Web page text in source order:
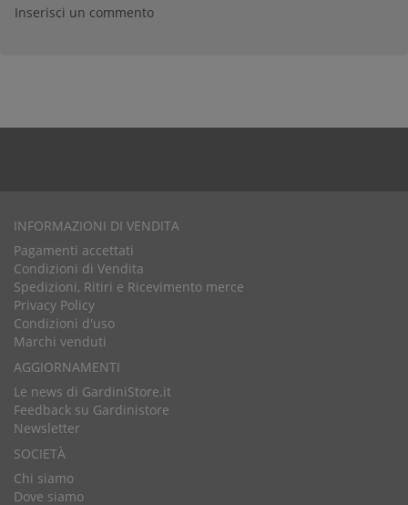
Inserisci un commento
INFORMAZIONI DI VENDITA
Pagamenti accettati
Condizioni di Vendita
Spedizioni, Ritiri e Ricevimento merce
Privacy Policy
Condizioni d'uso
Marchi venduti
AGGIORNAMENTI
Le news di GardiniStore.it
Feedback su Gardinistore
Newsletter
SOCIETÀ
Chi siamo
Dove siamo